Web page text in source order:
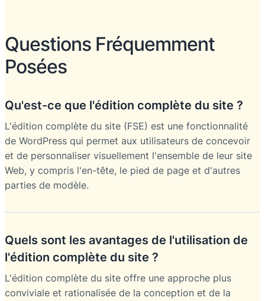
Questions Fréquemment
Posées
Qu'est-ce que l'édition complète du site ?
L'édition complète du site (FSE) est une fonctionnalité
de WordPress qui permet aux utilisateurs de concevoir
et de personnaliser visuellement l'ensemble de leur site
Web, y compris l'en-tête, le pied de page et d'autres
parties de modèle.
Quels sont les avantages de l'utilisation de
l'édition complète du site ?
L'édition complète du site offre une approche plus
conviviale et rationalisée de la conception et de la